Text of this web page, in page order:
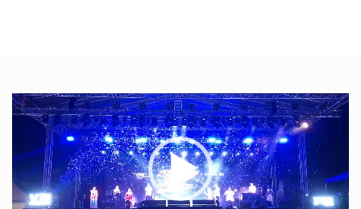
Video
Player